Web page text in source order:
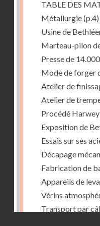
TABLE DES
Métallurgie(p.4)
Usine de
Marteau-pilon
Presse de
Mode de forger
Atelier de
Atelier de
Procédé Harwey
Exposition de
Essais sur ses
Décapage
Fabrication de
Appareils de
Vérins
Transport par